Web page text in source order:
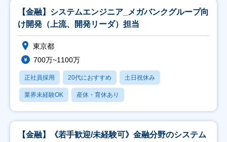
【金融】システムエンジニア_メガバンクグループ向
け開発（上流、開発リーダ）担当
東京都
700万~1100万
正社員採用 20代におすすめ 土日祝休み
業界未経験OK 産休・育休あり
【金融】《若手歓迎/未経験可》金融分野のシステム